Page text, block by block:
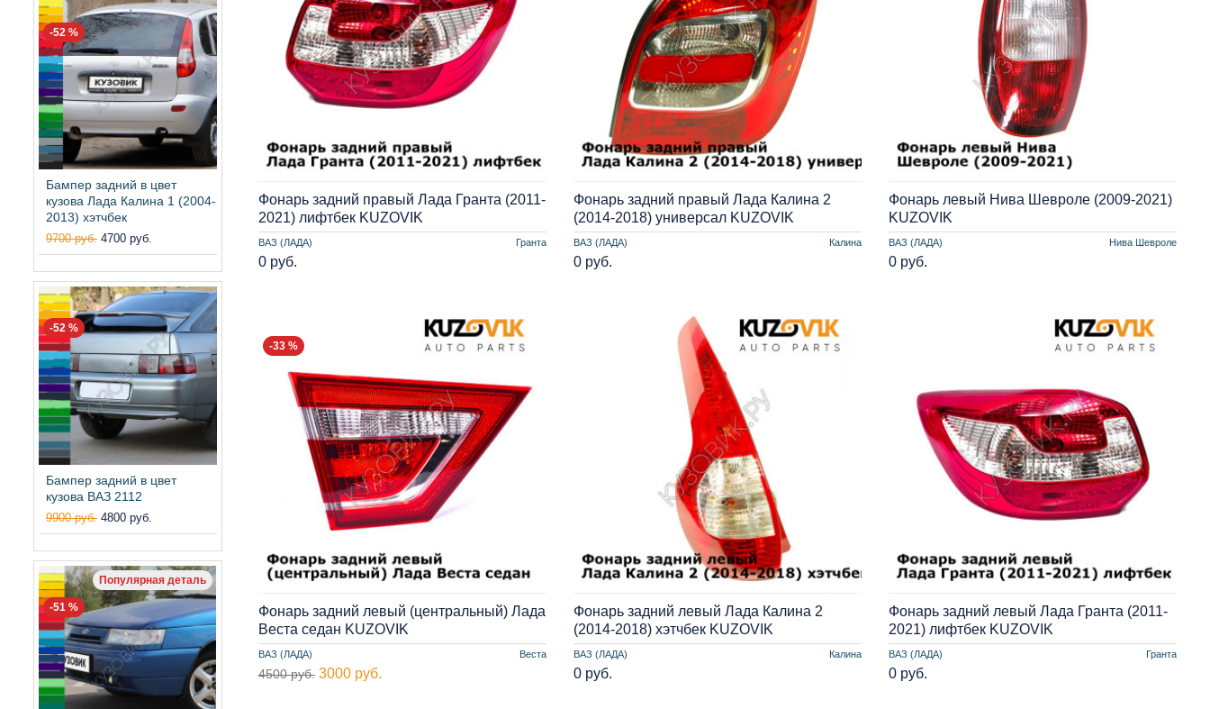
-52 %
Бампер задний в цвет
кузова Лада Калина 1 (2004-
2013) хэтчбек
9700 руб. 4700 руб.
-52 %
Бампер задний в цвет
кузова ВАЗ 2112
9900 руб. 4800 руб.
Популярная деталь
-51 %
ВАЗ (ЛАДА) Гранта
Фонарь задний правый Лада Гранта (2011-
2021) лифтбек KUZOVIK
0 руб.
ВАЗ (ЛАДА) Калина
Фонарь задний правый Лада Калина 2
(2014-2018) универсал KUZOVIK
0 руб.
ВАЗ (ЛАДА) Нива Шевроле
Фонарь левый Нива Шевроле (2009-2021)
KUZOVIK
0 руб.
-33 %
ВАЗ (ЛАДА) Веста
Фонарь задний левый (центральный) Лада
Веста седан KUZOVIK
4500 руб. 3000 руб.
ВАЗ (ЛАДА) Калина
Фонарь задний левый Лада Калина 2
(2014-2018) хэтчбек KUZOVIK
0 руб.
ВАЗ (ЛАДА) Гранта
Фонарь задний левый Лада Гранта (2011-
2021) лифтбек KUZOVIK
0 руб.